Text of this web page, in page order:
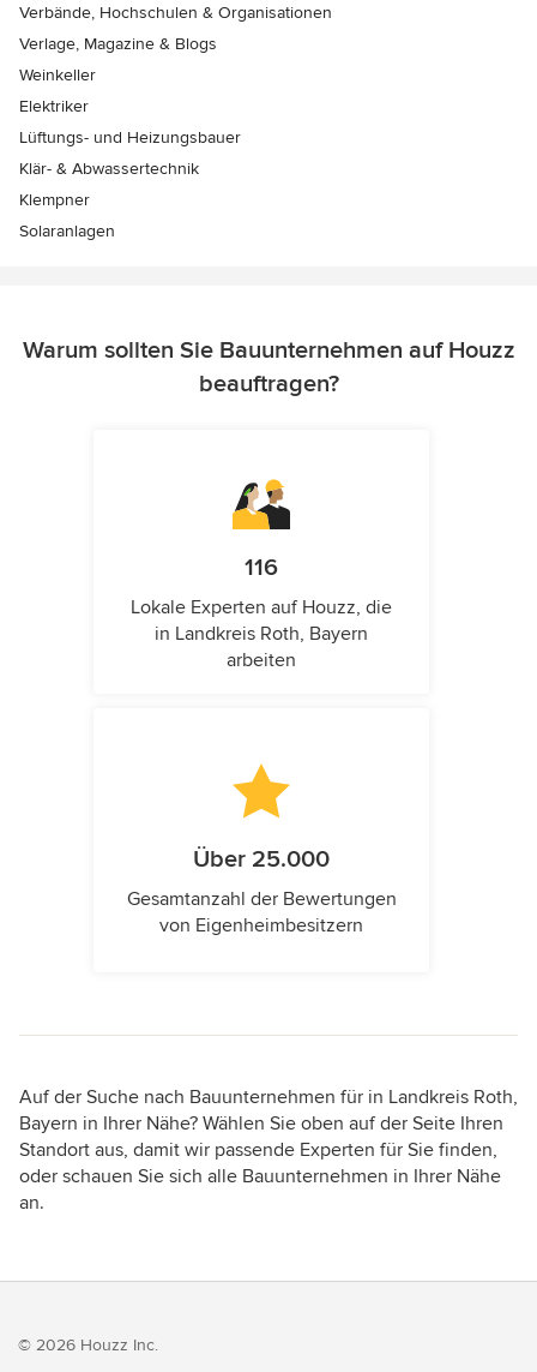
Verbände, Hochschulen & Organisationen
Verlage, Magazine & Blogs
Weinkeller
Elektriker
Lüftungs- und Heizungsbauer
Klär- & Abwassertechnik
Klempner
Solaranlagen
Warum sollten Sie Bauunternehmen auf Houzz
beauftragen?
116
Lokale Experten auf Houzz, die
in Landkreis Roth, Bayern
arbeiten
Über 25.000
Gesamtanzahl der Bewertungen
von Eigenheimbesitzern
Auf der Suche nach Bauunternehmen für in Landkreis Roth,
Bayern in Ihrer Nähe? Wählen Sie oben auf der Seite Ihren
Standort aus, damit wir passende Experten für Sie finden,
oder schauen Sie sich alle Bauunternehmen in Ihrer Nähe
an.
© 2026 Houzz Inc.